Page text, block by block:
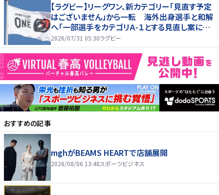
【ラグビー】リーグワン、新カテゴリー「見直す予定
はございません」から一転 海外出身選手と和解
へ「一部選手をカテゴリＡ-１とする見直し案につ
いて協議」
2026/07/31 05:30ラグビー
おすすめの記事
mghがBEAMS HEARTで店舗展開
2026/08/06 13:48スポーツビジネス